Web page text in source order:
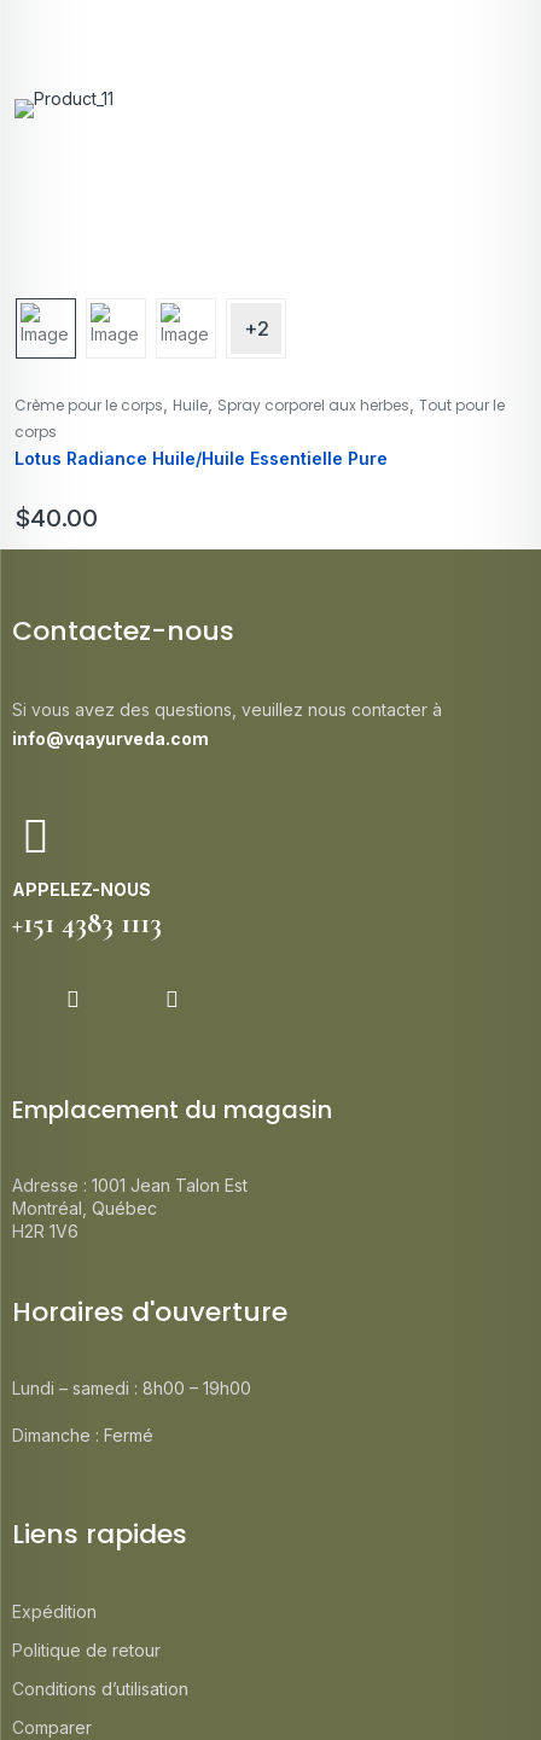
+2
Crème pour le corps Huile Spray corporel aux herbes Tout pour le
corps
Lotus Radiance Huile/Huile Essentielle Pure
$40.00
Contactez-nous
Si vous avez des questions, veuillez nous contacter à
info@vqayurveda.com
APPELEZ-NOUS
+151 4383 1113
Emplacement du magasin
Adresse : 1001 Jean Talon Est
Montréal, Québec
H2R 1V6
Horaires d'ouverture
Lundi – samedi : 8h00 – 19h00
Dimanche : Fermé
Liens rapides
Expédition
Politique de retour
Conditions d’utilisation
Comparer